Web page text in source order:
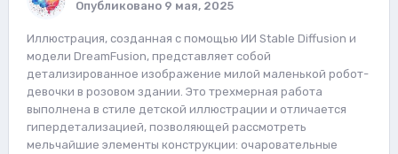
Опубликовано 9 мая, 2025
Иллюстрация, созданная с помощью ИИ Stable Diffusion и
модели DreamFusion, представляет собой
детализированное изображение милой маленькой робот-
девочки в розовом здании. Это трехмерная работа
выполнена в стиле детской иллюстрации и отличается
гипердетализацией, позволяющей рассмотреть
мельчайшие элементы конструкции: очаровательные